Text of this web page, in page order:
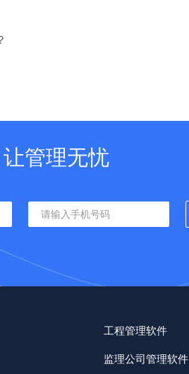
管理无忧
工程管理软件
监理公司管理软件